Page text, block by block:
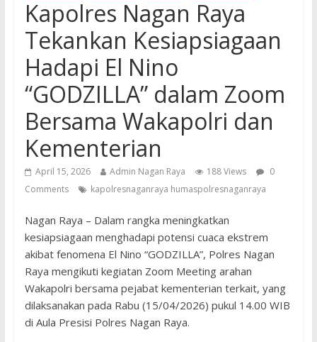
Kapolres Nagan Raya
Tekankan Kesiapsiagaan
Hadapi El Nino
“GODZILLA” dalam Zoom
Bersama Wakapolri dan
Kementerian
April 15, 2026 Admin Nagan Raya 188 Views
0
Comments
kapolresnaganraya humaspolresnaganraya
Nagan Raya – Dalam rangka meningkatkan
kesiapsiagaan menghadapi potensi cuaca ekstrem
akibat fenomena El Nino “GODZILLA”, Polres Nagan
Raya mengikuti kegiatan Zoom Meeting arahan
Wakapolri bersama pejabat kementerian terkait, yang
dilaksanakan pada Rabu (15/04/2026) pukul 14.00 WIB
di Aula Presisi Polres Nagan Raya.